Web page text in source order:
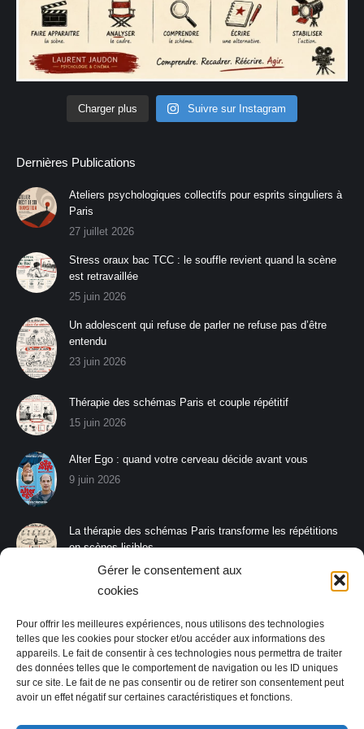
Gérer le consentement aux
cookies
Pour offrir les meilleures expériences, nous utilisons des technologies
telles que les cookies pour stocker et/ou accéder aux informations des
appareils. Le fait de consentir à ces technologies nous permettra de traiter
des données telles que le comportement de navigation ou les ID uniques
sur ce site. Le fait de ne pas consentir ou de retirer son consentement peut
avoir un effet négatif sur certaines caractéristiques et fonctions.
Charger plus Suivre sur Instagram
Dernières Publications
Ateliers psychologiques collectifs pour esprits singuliers à
Paris
27 juillet 2026
Stress oraux bac TCC : le souffle revient quand la scène
est retravaillée
25 juin 2026
Un adolescent qui refuse de parler ne refuse pas d’être
entendu
23 juin 2026
Thérapie des schémas Paris et couple répétitif
15 juin 2026
Alter Ego : quand votre cerveau décide avant vous
9 juin 2026
La thérapie des schémas Paris transforme les répétitions
en scènes lisibles
8 juin 2026
La thérapie des schémas Paris aide à s’affirmer sans
26 mai 2026